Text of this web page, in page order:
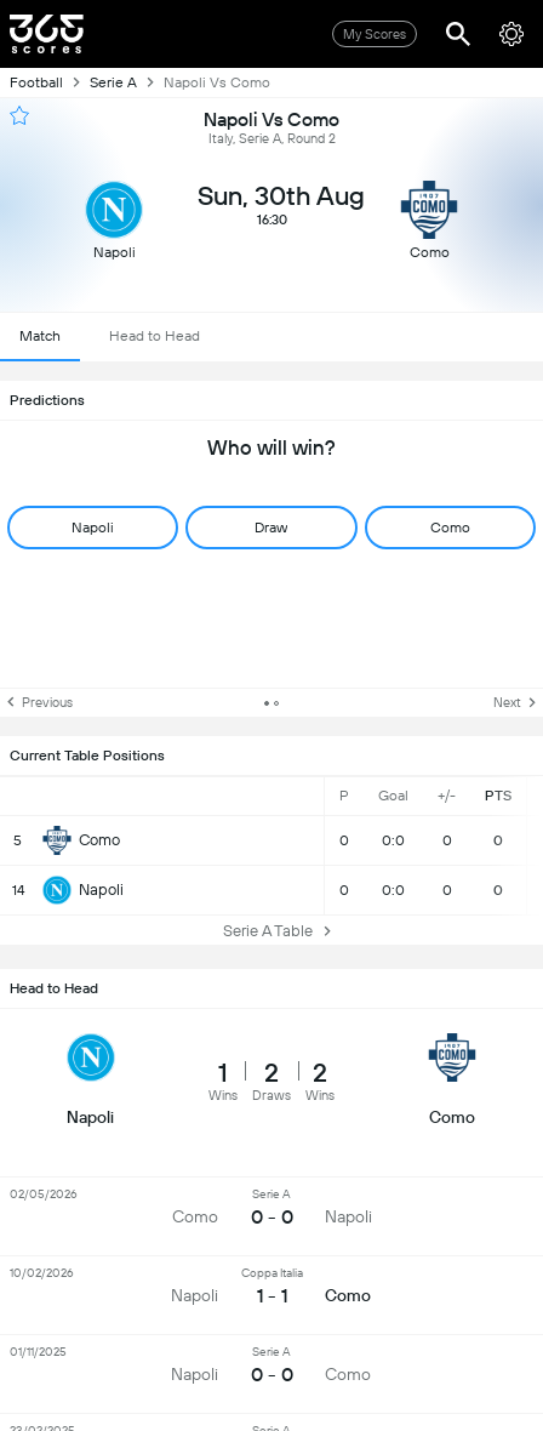
My Scores
Football Serie A Napoli Vs Como
Napoli Vs Como
Italy, Serie A, Round 2
Napoli
Sun, 30th Aug
16:30
Como
Match Head to Head
Predictions
Who will win?
Napoli Draw Como
Previous Next
Current Table Positions
P Goal +/- PTS
5 Como 0 0:0 0 0
14 Napoli 0 0:0 0 0
Serie A Table
Head to Head
Napoli
1
Wins
2
Draws
2
Wins
Como
Como
Serie A
0 - 0 Napoli
02/05/2026
Napoli
Coppa Italia
1 - 1 Como
10/02/2026
Napoli
Serie A
0 - 0 Como
01/11/2025